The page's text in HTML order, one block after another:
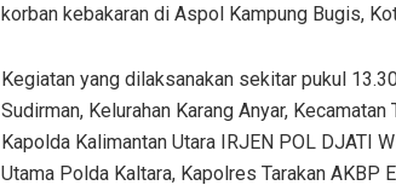
korban kebakaran di Aspol Kampung Bugis,
Kegiatan yang dilaksanakan sekitar pukul
Sudirman, Kelurahan Karang Anyar,
Kapolda Kalimantan Utara IRJEN POL DJATI
Utama Polda Kaltara, Kapolres Tarakan AKBP